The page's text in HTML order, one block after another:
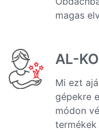
magas
AL-
Mi ezt
gépekre
módon